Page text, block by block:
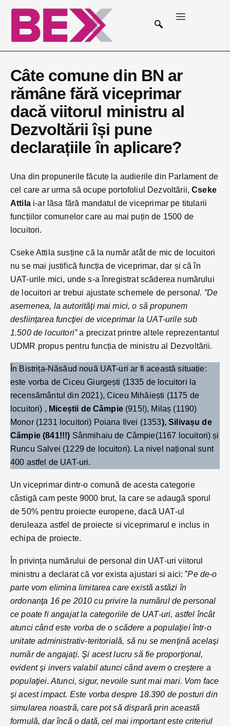
Câte comune din BN ar
rămâne fără viceprimar
dacă viitorul ministru al
Dezvoltării își pune
declarațiile în aplicare?
Una din propunerile făcute la audierile din Parlament de
cel care ar urma să ocupe portofoliul Dezvoltării,Cseke
Attilai-ar lăsa fără mandatul de viceprimar pe titularii
funcțiilor comunelor care au mai puțin de 1500 de
locuitori.
Cseke Attila susține că la număr atât de mic de locuitori
nu se mai justifică funcția de viceprimar, dar și că în
UAT-urile mici, unde s-a înregistrat scăderea numărului
de locuitori ar trebui ajustate schemele de personal. ”De
asemenea, la autorităţi mai mici, o să propunem
desfiinţarea funcţiei de viceprimar la UAT-urile sub
1.500 de locuitori”a precizat printre altele reprezentantul
UDMR propus pentru funcția de ministru al Dezvoltării.
În Bistrița-Năsăud nouă UAT-uri ar fi această situație:
este vorba de Ciceu Giurgești (1335 de locuitori la
recensământul din 2021), Ciceu Mihăiești (1175 de
locuitori) , Miceștii de Câmpie(915!), Milaș (1190)
Monor (1231 locuitori) Poiana Ilvei (1353), Silivașu de
Câmpie (841!!!) Sânmihaiu de Câmpie(1167 locuitori) și
Runcu Salvei (1229 de locuitori). La nivel național sunt
400 astfel de UAT-uri.
Un viceprimar dintr-o comună de acesta categorie
câstigă cam peste 9000 brut, la care se adaugă sporul
de 50% pentru proiecte europene, dacă UAT-ul
deruleaza astfel de proiecte si viceprimarul e inclus in
echipa de proiecte.
În privința numărului de personal din UAT-uri viitorul
ministru a declarat că vor exista ajustari si aici: ”Pe de-o
parte vom elimina limitarea care există astăzi în
ordonanţa 16 pe 2010 cu privire la numărul de personal
ce poate fi angajat la categoriile de UAT-uri, astfel încât
atunci când este vorba de o scădere a populaţiei într-o
unitate administrativ-teritorială, să nu se menţină acelaşi
număr de angajaţi. Şi acest lucru să fie proporţional,
evident şi invers valabil atunci când avem o creştere a
populaţiei. Atunci, sigur, nevoile sunt mai mari. Vom face
şi acest impact. Este vorba despre 18.390 de posturi din
simularea noastră, care pot să dispară prin această
formulă, dar încă o dată, cel mai important este criteriul